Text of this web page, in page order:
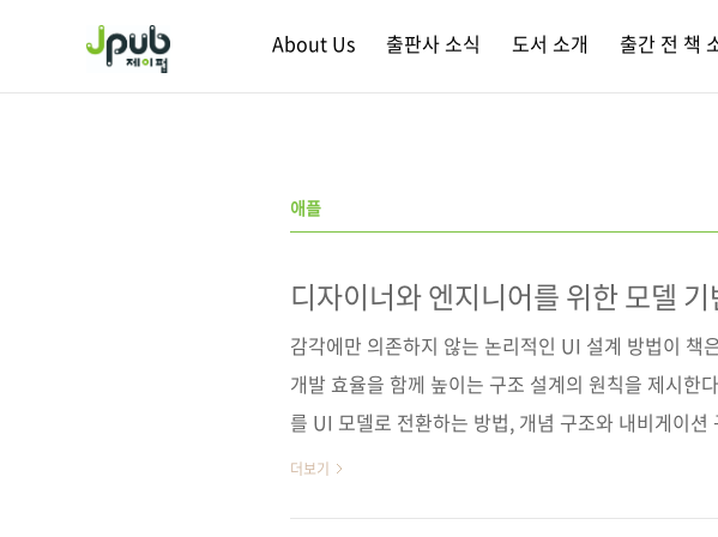
About Us 출판사 소식 도서 소개 출간 전 책
애플
디자이너와 엔지니어를 위한 모델
감각에만 의존하지 않는 논리적인 UI 설계 방법이 책
개발 효율을 함께 높이는 구조 설계의 원칙을 제시한
를 UI 모델로 전환하는 방법, 개념 구조와 내비게이
법, 레이아웃과 인터랙션에 적용 가능한 디자인 패턴
더보기